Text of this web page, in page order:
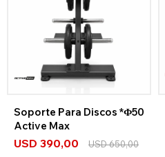
Soporte Para Discos *Φ50
Active Max
USD 390,00 USD650,00